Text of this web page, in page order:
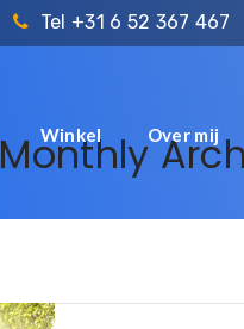
Tel +31 6 52 367 467
Winkel Over mij
Monthly